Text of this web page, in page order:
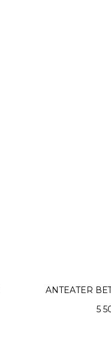
ANTEATER
5